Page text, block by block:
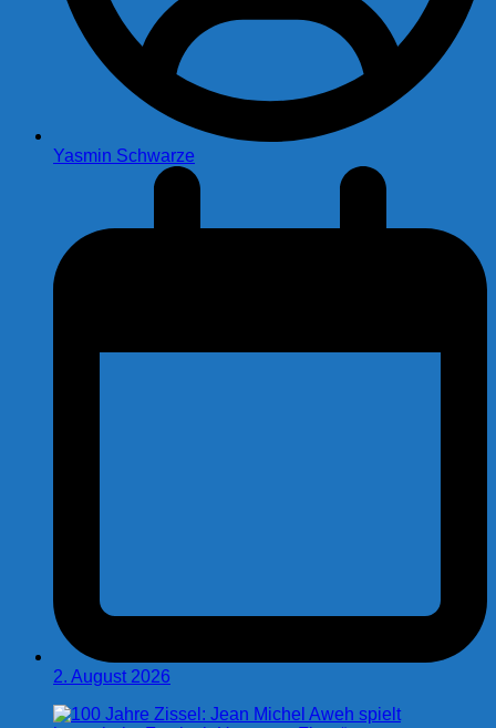
Yasmin Schwarze
2. August 2026